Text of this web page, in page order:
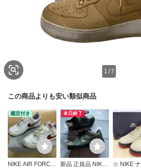
1 /7
この商品よりも安い類似商品
鑑定付き
NIKE AIR FORCE
本日終了
新品 正規品 NIKE
☆ NIKE